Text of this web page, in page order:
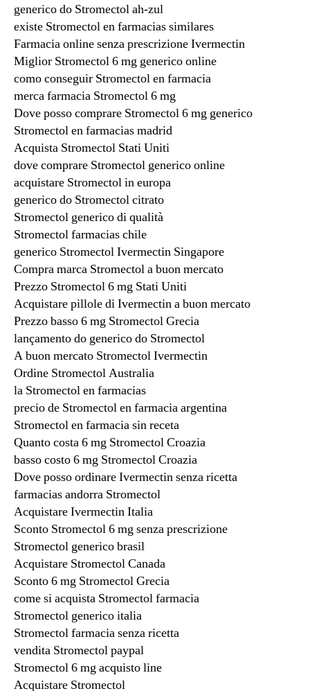
generico do Stromectol ah-zul
existe Stromectol en farmacias similares
Farmacia online senza prescrizione Ivermectin
Miglior Stromectol 6 mg generico online
como conseguir Stromectol en farmacia
merca farmacia Stromectol 6 mg
Dove posso comprare Stromectol 6 mg generico
Stromectol en farmacias madrid
Acquista Stromectol Stati Uniti
dove comprare Stromectol generico online
acquistare Stromectol in europa
generico do Stromectol citrato
Stromectol generico di qualità
Stromectol farmacias chile
generico Stromectol Ivermectin Singapore
Compra marca Stromectol a buon mercato
Prezzo Stromectol 6 mg Stati Uniti
Acquistare pillole di Ivermectin a buon mercato
Prezzo basso 6 mg Stromectol Grecia
lançamento do generico do Stromectol
A buon mercato Stromectol Ivermectin
Ordine Stromectol Australia
la Stromectol en farmacias
precio de Stromectol en farmacia argentina
Stromectol en farmacia sin receta
Quanto costa 6 mg Stromectol Croazia
basso costo 6 mg Stromectol Croazia
Dove posso ordinare Ivermectin senza ricetta
farmacias andorra Stromectol
Acquistare Ivermectin Italia
Sconto Stromectol 6 mg senza prescrizione
Stromectol generico brasil
Acquistare Stromectol Canada
Sconto 6 mg Stromectol Grecia
come si acquista Stromectol farmacia
Stromectol generico italia
Stromectol farmacia senza ricetta
vendita Stromectol paypal
Stromectol 6 mg acquisto line
Acquistare Stromectol